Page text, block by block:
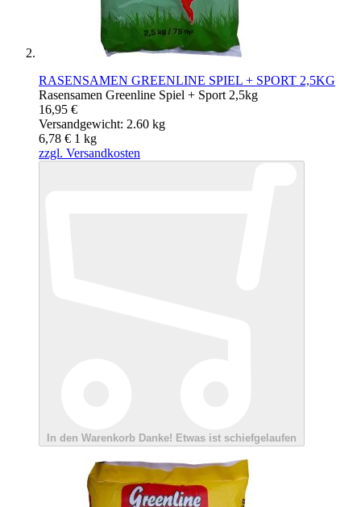
RASENSAMEN GREENLINE SPIEL + SPORT 2,5KG
Rasensamen Greenline Spiel + Sport 2,5kg
16,95 €
Versandgewicht: 2.60 kg
6,78 € 1 kg
zzgl. Versandkosten
In den Warenkorb Danke! Etwas ist schiefgelaufen